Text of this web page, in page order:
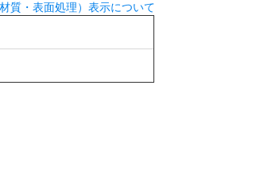
質・表面処理）表示について